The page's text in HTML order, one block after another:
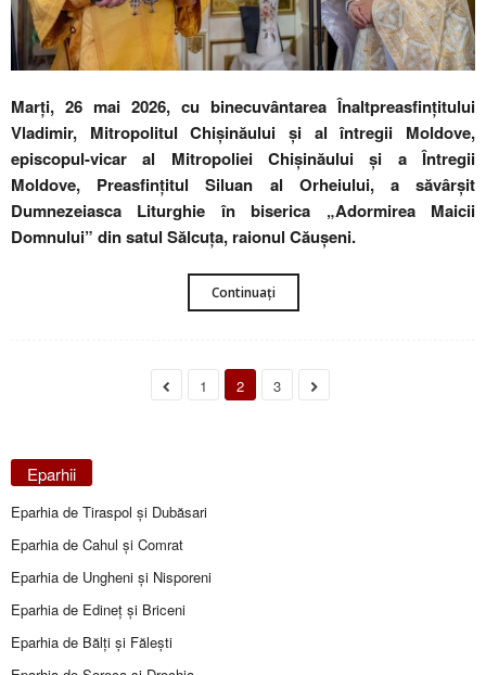
Marți, 26 mai 2026, cu binecuvântarea Înaltpreasfințitului
Vladimir, Mitropolitul Chișinăului și al întregii Moldove,
episcopul-vicar al Mitropoliei Chișinăului și a Întregii
Moldove, Preasfințitul Siluan al Orheiului, a săvârșit
Dumnezeiasca Liturghie în biserica „Adormirea Maicii
Domnului” din satul Sălcuța, raionul Căușeni.
Continuați
1 2 3
Eparhii
Eparhia de Tiraspol și Dubăsari
Eparhia de Cahul și Comrat
Eparhia de Ungheni și Nisporeni
Eparhia de Edineţ şi Briceni
Eparhia de Bălţi şi Făleşti